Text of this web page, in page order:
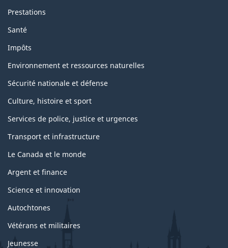
Prestations
Santé
Impôts
Environnement et ressources naturelles
Sécurité nationale et défense
Culture, histoire et sport
Services de police, justice et urgences
Transport et infrastructure
Le Canada et le monde
Argent et finance
Science et innovation
Autochtones
Vétérans et militaires
Jeunesse